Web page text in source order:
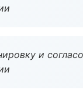
и